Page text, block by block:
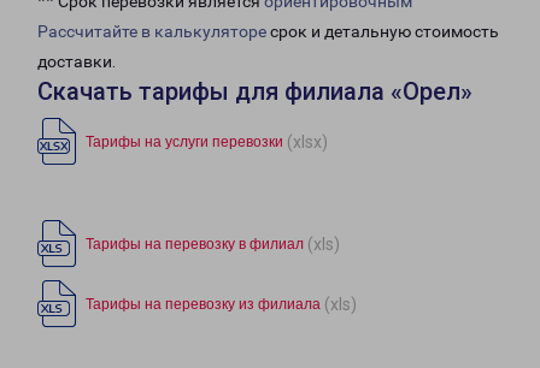
Рассчитайте в калькуляторесрок и детальную стоимость
доставки.
Скачать тарифы для филиала «Орел»
Тарифы на услуги перевозки (xlsx)
Тарифы на перевозку в филиал (xls)
Тарифы на перевозку из филиала (xls)